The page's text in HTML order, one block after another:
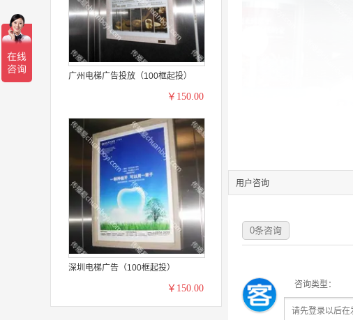
广州电梯广告投放（100框起投）
￥150.00
深圳电梯广告（100框起投）
￥150.00
用户咨询
0条咨询
咨询类型：